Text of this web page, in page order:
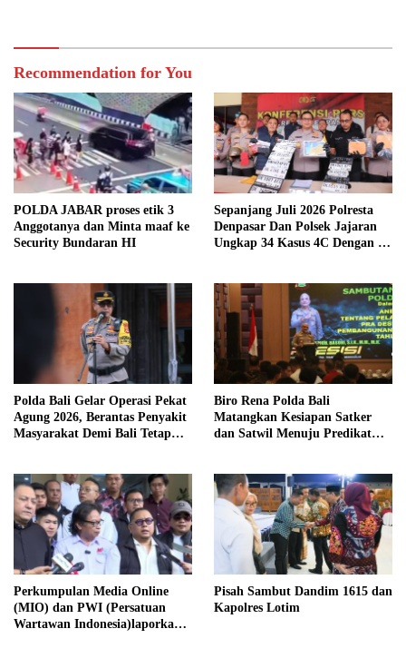
Recommendation for You
POLDA JABAR proses etik 3
Anggotanya dan Minta maaf ke
Security Bundaran HI
Sepanjang Juli 2026 Polresta
Denpasar Dan Polsek Jajaran
Ungkap 34 Kasus 4C Dengan 42
Polda Bali Gelar Operasi Pekat
Agung 2026, Berantas Penyakit
Masyarakat Demi Bali Tetap
Biro Rena Polda Bali
Matangkan Kesiapan Satker
dan Satwil Menuju Predikat
Perkumpulan Media Online
(MIO) dan PWI (Persatuan
Wartawan Indonesia)laporkan
Pisah Sambut Dandim 1615 dan
Kapolres Lotim